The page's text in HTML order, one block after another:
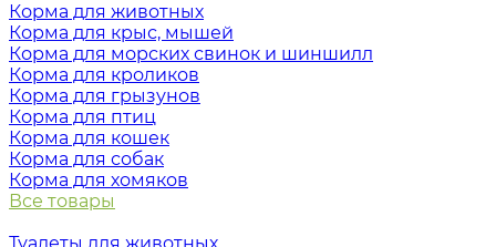
Корма для животных
Корма для крыс, мышей
Корма для морских свинок и шиншилл
Корма для кроликов
Корма для грызунов
Корма для птиц
Корма для кошек
Корма для собак
Корма для хомяков
Все товары